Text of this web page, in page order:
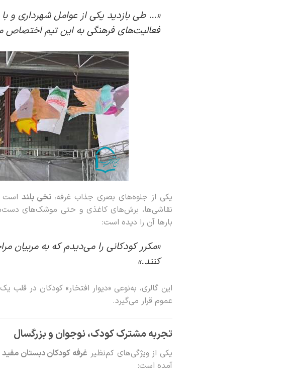
«… طی بازدید یکی از عوامل شهرداری و
فعالیت‌های فرهنگی به این تیم اختصاص
یکی از جلوه‌های بصری جذاب غرفه،نخی بلند است
نقاشی‌ها، برش‌های کاغذی و حتی موشک‌های
بارها آن را دیده است:
«مکرر کودکانی را می‌دیدم که به
کنند.»
این گالری، به‌نوعی «دیوار افتخار» کودکان
عموم قرار می‌گیرد.
تجربه مشترک کودک، نوجوان و بزرگسال
یکی از ویژگی‌های کم‌نظیر غرفه کودکان دبستان مفید
آمده است: